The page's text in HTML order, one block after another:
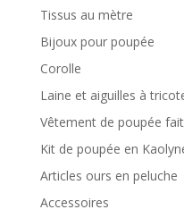
Tissus au mètre
Bijoux pour poupée
Corolle
Laine et aiguilles à
Vêtement de poupée
Kit de poupée en
Articles ours en peluche
Accessoires